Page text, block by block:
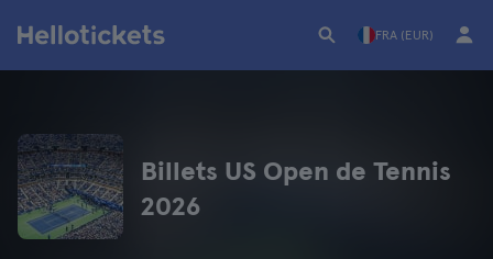
FRA (EUR)
Billets US Open de Tennis
2026